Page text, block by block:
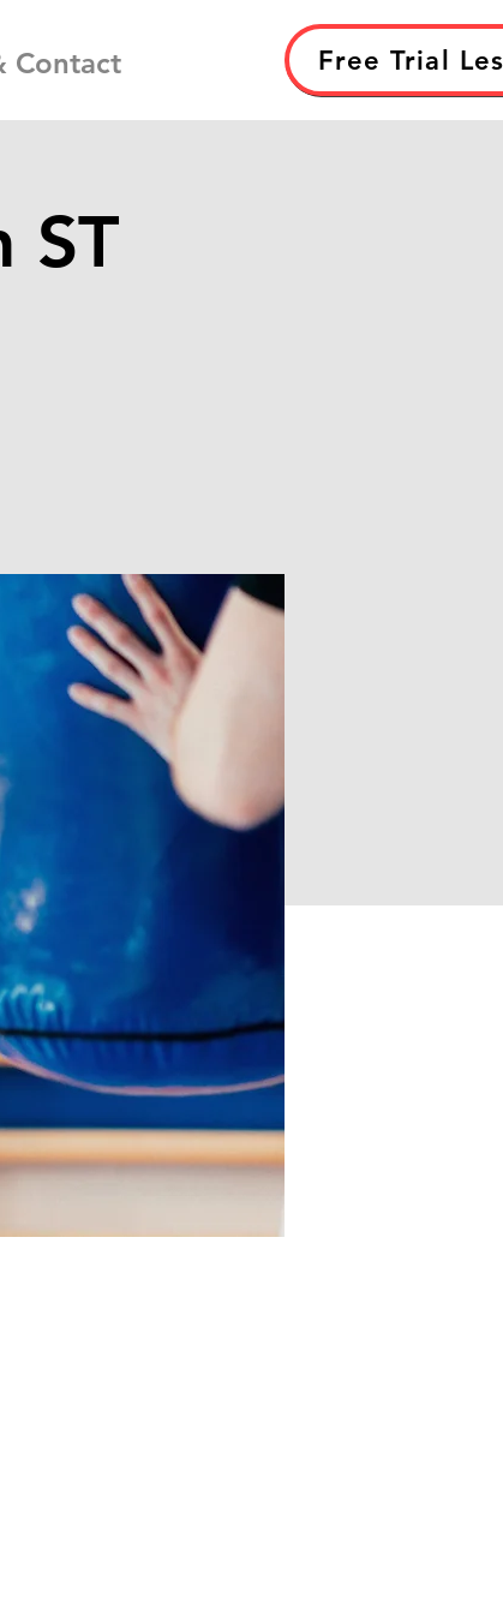
Contact Free Trial
ST